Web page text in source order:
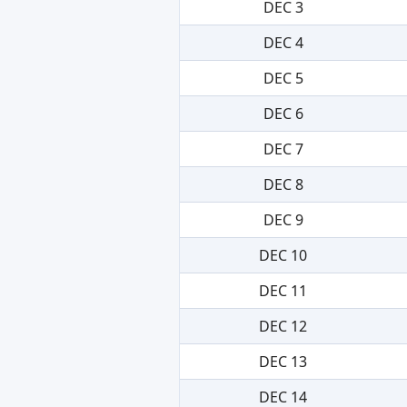
DEC 3
DEC 4
DEC 5
DEC 6
DEC 7
DEC 8
DEC 9
DEC 10
DEC 11
DEC 12
DEC 13
DEC 14